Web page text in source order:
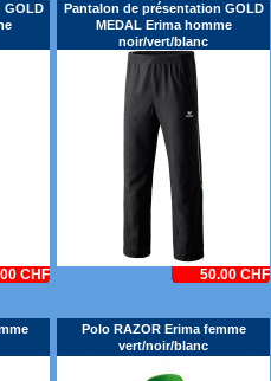
GOLD
CHF
Pantalon de présentation GOLD
MEDAL Erima homme
noir/vert/blanc
50.00 CHF
Polo RAZOR Erima femme
vert/noir/blanc